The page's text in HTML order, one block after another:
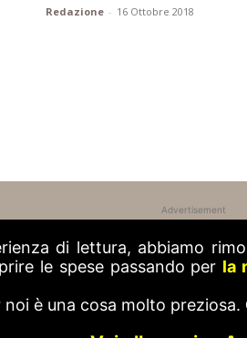
Redazione - 16 Ottobre 2018
Advertisement
di lettura, abbiamo
le spese passando per la
noi è una cosa molto preziosa.